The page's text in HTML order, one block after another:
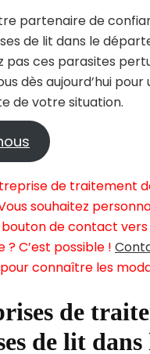
partenaire de
de lit dans le
pas ces parasites
dès aujourd’hui pour
de votre situation.
de traitement
souhaitez
de contact
C’est possible !
pour connaître les
de
de lit dans